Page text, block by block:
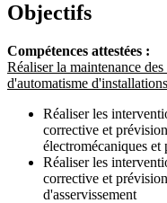
Objectifs
Compétences attestées :
Réaliser la maintenance
d'automatisme
Réaliser les
corrective et
électromécaniques et
Réaliser les
corrective et
d'asservissement